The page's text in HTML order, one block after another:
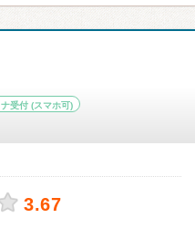
受付 (スマホ可)
3.67